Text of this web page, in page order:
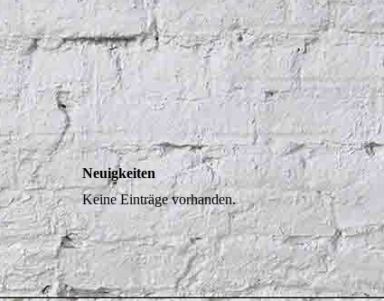
Neuigkeiten
Keine Einträge vorhanden.